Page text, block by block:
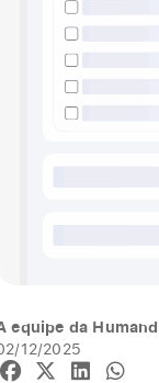
equipe da Humand
12/2025